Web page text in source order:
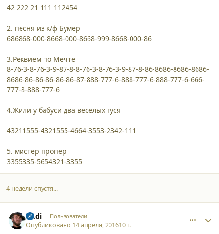
42 222 21 111 112454
2. песня из к/ф Бумер
686868-000-8668-000-8668-999-8668-000-86
3.Реквием по Мечте
8-76-3-8-76-3-9-87-8-8-76-3-8-76-3-9-87-8-86-8686-8686-8686-
8686-86-86-86-86-86-87-888-777-6-888-777-6-888-777-6-666-
777-8-888-777-6
4.Жили у бабуси два веселых гуся
43211555-4321555-4664-3553-2342-111
5. мистер пропер
3355335-5654321-3355
4 недели спустя...
Andi Пользователи
Опубликовано 14 апреля, 201610 г.